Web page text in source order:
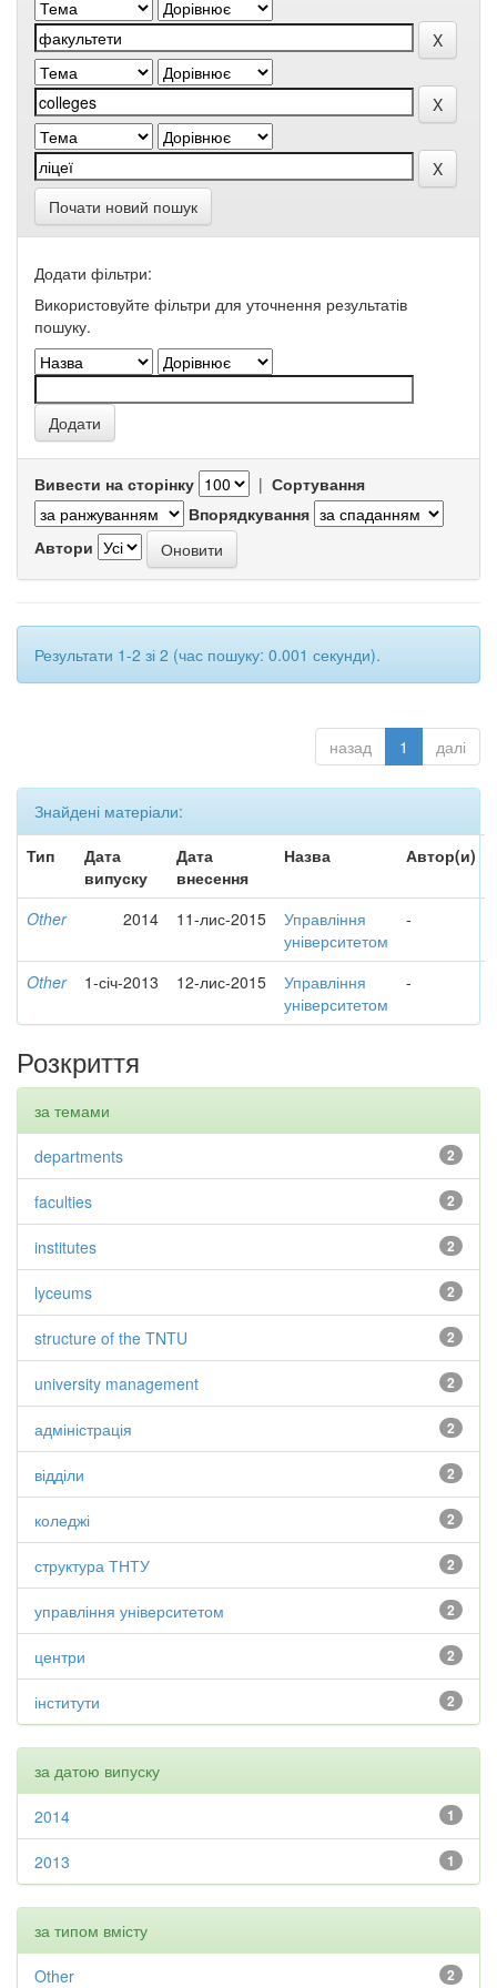
Почати новий пошук
Додати фільтри:
Використовуйте фільтри для уточнення результатів
пошуку.
Вивести на сторінку | Сортування
Впорядкування
Автори
Результати 1-2 зі 2 (час пошуку: 0.001 секунди).
назад 1 далі
Знайдені матеріали:
Тип
Дата
випуску
Дата
внесення
Назва Автор(и)
Other 2014 11-лис-2015
Управління
університетом
-
Other 1-січ-2013 12-лис-2015
Управління
університетом
-
Розкриття
за темами
2
departments
2
faculties
2
institutes
2
lyceums
2
structure of the TNTU
2
university management
2
адміністрація
2
відділи
2
коледжі
2
структура ТНТУ
2
управління університетом
2
центри
2
інститути
за датою випуску
1
2014
1
2013
за типом вмісту
2
Other